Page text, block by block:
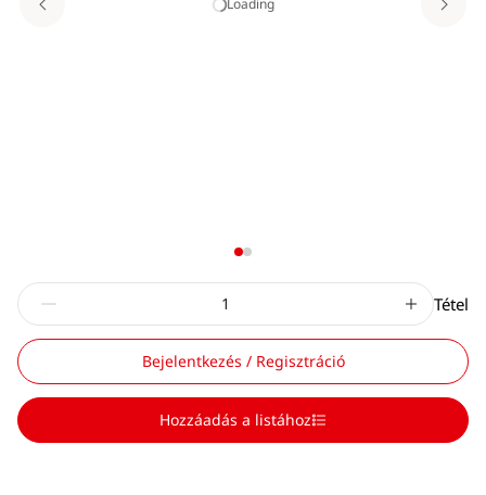
Loading
Tétel
Bejelentkezés / Regisztráció
Hozzáadás a listához